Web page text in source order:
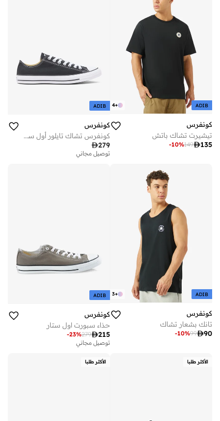
+
4 ADIB
كونفرس
تيشيرت تشاك باتش
135
149
-10%
ADIB
كونفرس
كونفرس تشاك تايلور أول ستار
279
توصيل مجاني
+
3 ADIB
كونفرس
تانك بشعار تشاك
90
99
-10%
ADIB
كونفرس
حذاء سبورت اول ستار
215
279
-23%
توصيل مجاني
الأكثر طلبا الأكثر طلبا